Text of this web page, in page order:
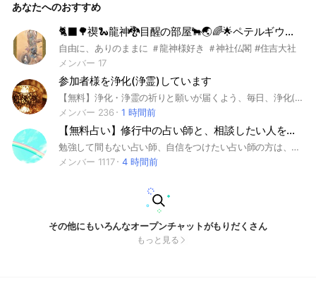
あなたへのおすすめ
🐈‍⬛🌳禊🐍龍神🐉目醒の部屋🐂🌏🌈🌟ペテルギウス🌟
自由に、ありのままに ＃龍神様好き ＃神社仏閣 #住吉大社
メンバー 17
参加者様を浄化(浄霊)しています
【無料】浄化・浄霊の祈りと願いが届くよう、毎日、浄化(浄霊)の願いと祈りの儀式を行います。 参加者様には、これらを最もリラックスしていると思われる就寝時にお届けします。 (ɴᴇᴡ)同時にささやかではありますが保護ベールのようなもので皆様をお包み致します ─ あなたに憑いてきたネガティブな原因や霊を浄化し、光のエネルギーでおつつみ致します 皆様の毎日を美しく清らかなものにしたいと願っております ※必要な時は医療や制度を利用することを正しく思いおすすめしています ─ ＃浄化 ＃浄霊 ＃ヒーリング ＃スピリチュアル ＃癒し ＃悩み #生霊 ＃霊感 ＃除霊 ＃保護 ＃守護 ＃守り＃オーラ
メンバー 236
1 時間前
【無料占い】修行中の占い師と、相談したい人を繋ぐコミュニティ
勉強して間もない占い師、自信をつけたい占い師の方は、どんどん場数を踏みましょう！ こちらでは占い師同士の情報交換もおこなっています。 管理人は算命学とオリジナルカードを使って占い師をしています。 管理人は、プロとして活動しているため、無料では占いませんが、占いたい方、占ってほしい方がいましたら、こちらでご相談ください😊 #四柱推命 #タロット #算命学 #占星術 #西洋占星術 #易 #スピリチュアル #練習 #無料占い #修行 #大森レナ #モニター #オラクルカード #数秘術 #潜在意識 #恋愛相談 #人生相談 #占い師 #鑑定
メンバー 1117
4 時間前
その他にもいろんなオープンチャットがもりだくさん
もっと見る